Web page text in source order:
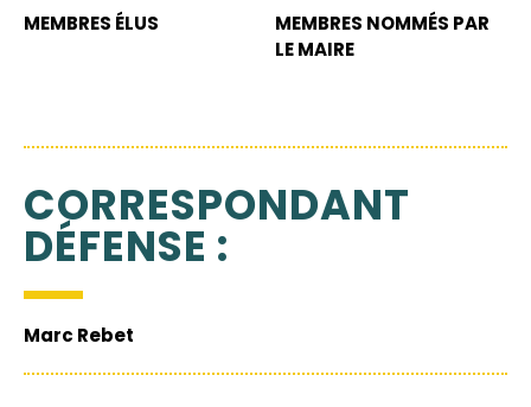
MEMBRES ÉLUS
MEMBRES NOMMÉS PAR
LE MAIRE
CORRESPONDANT
DÉFENSE :
Marc Rebet